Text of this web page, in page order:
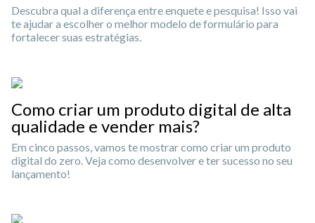
Descubra qual a diferença entre enquete e pesquisa! Isso vai
te ajudar a escolher o melhor modelo de formulário para
fortalecer suas estratégias.
Como criar um produto digital de alta
qualidade e vender mais?
Em cinco passos, vamos te mostrar como criar um produto
digital do zero. Veja como desenvolver e ter sucesso no seu
lançamento!